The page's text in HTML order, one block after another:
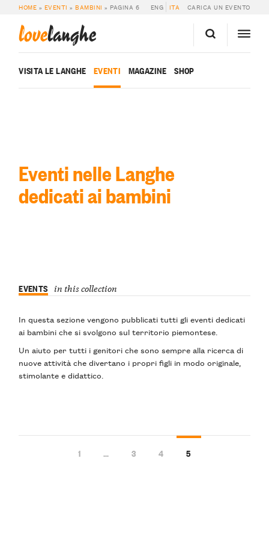
HOME » EVENTI »BAMBINI » PAGINA 6 ENG ITA CARICA UN EVENTO
lovelanghe
VISITA LE LANGHE EVENTI MAGAZINE SHOP
Eventi nelle Langhe
dedicati ai bambini
EVENTS in this collection
In questa sezione vengono pubblicatitutti gli eventi dedicati
ai bambini che si svolgono sul territorio piemontese.
Un aiuto per tutti i genitori che sono sempre alla ricerca di
nuove attività che divertano i propri figli in modo originale
stimolante edidattico
1 … 3 4 5